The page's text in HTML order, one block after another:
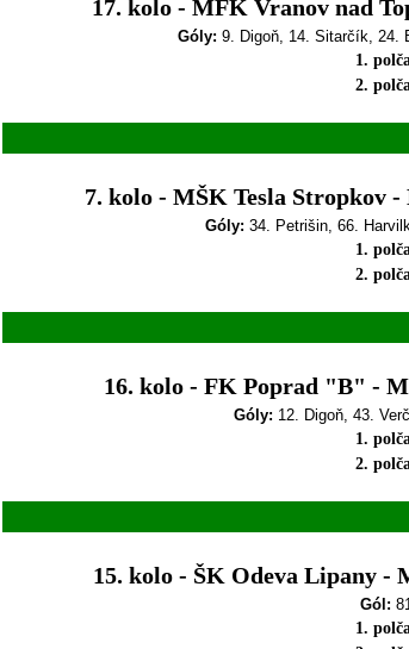
17. kolo - MFK Vranov nad
Góly: 9. Digoň, 14. Sitarčík, 24.
1.
2.
7. kolo - MŠK Tesla Stropkov -
Góly: 34. Petrišin, 66.
1.
2.
16. kolo - FK Poprad "B" -
Góly: 12. Digoň, 43.
1.
2.
15. kolo - ŠK Odeva Lipany -
Gól:
1.